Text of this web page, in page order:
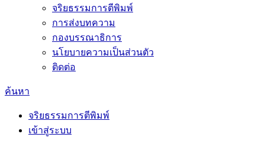
จริยธรรมการตีพิมพ์
การส่งบทความ
กองบรรณาธิการ
นโยบายความเป็นส่วนตัว
ติดต่อ
ค้นหา
จริยธรรมการตีพิมพ์
เข้าสู่ระบบ